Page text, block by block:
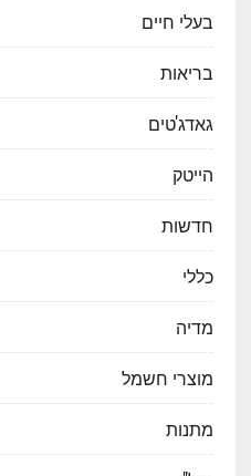
בעלי חיים
בריאות
גאדג'טים
הייטק
חדשות
כללי
מדיה
מוצרי חשמל
מתנות